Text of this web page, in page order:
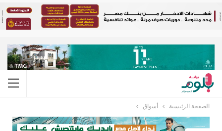
الصفحة الرئيسية أسواق